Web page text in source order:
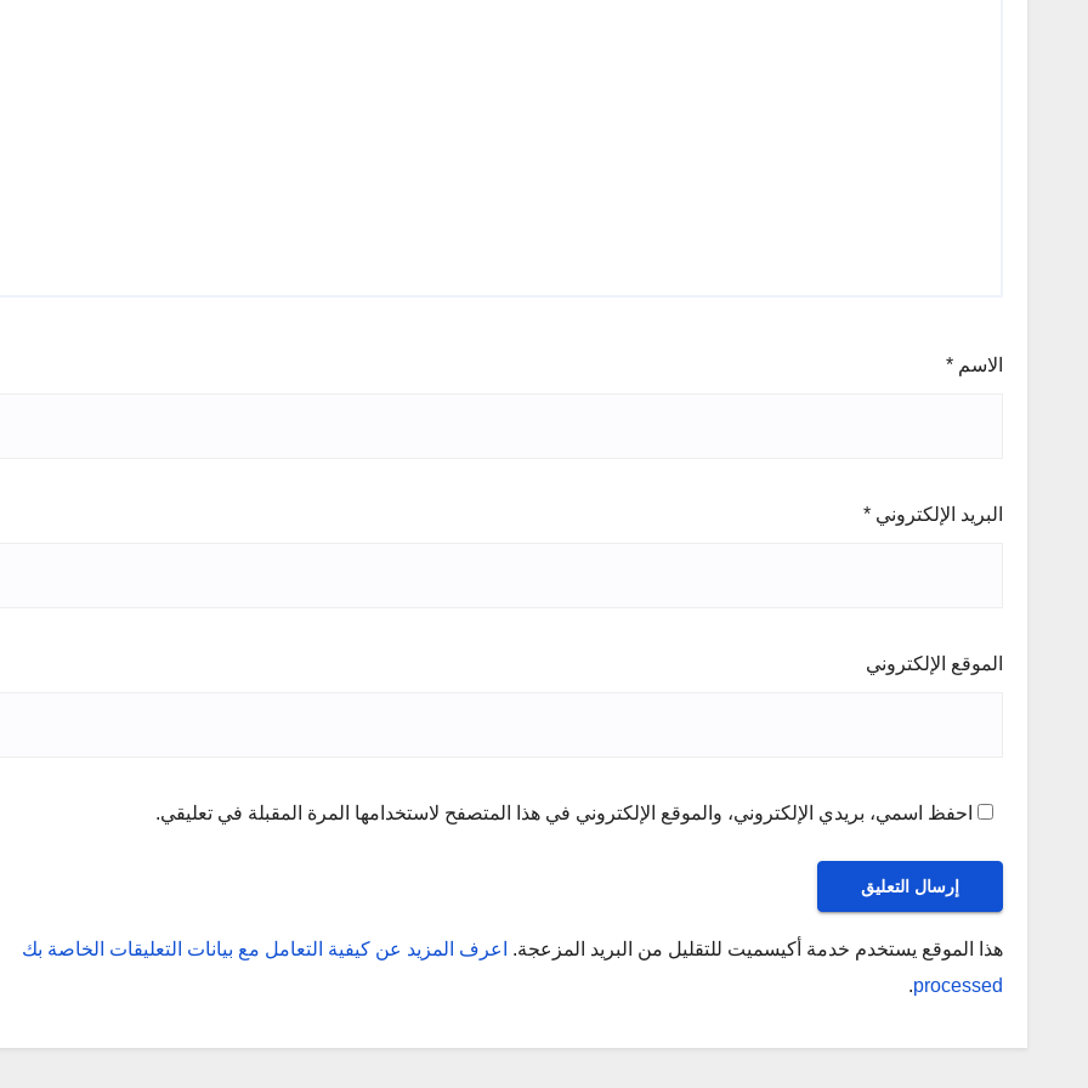
الاسم *
البريد الإلكتروني *
الموقع الإلكتروني
احفظ اسمي، بريدي الإلكتروني، والموقع الإلكتروني في هذا المتصفح لاستخدامها المرة المقبلة في تعليقي.
هذا الموقع يستخدم خدمة أكيسميت للتقليل من البريد المزعجة.
اعرف المزيد عن كيفية التعامل مع بيانات التعليقات الخاصة بك
processed
.